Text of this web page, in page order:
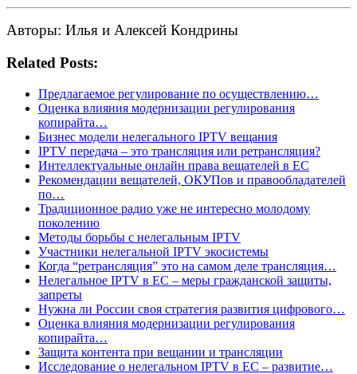
Авторы: Илья и Алексей Кондрины
Related Posts:
Предлагаемое регулирование по осуществлению…
Оценка влияния модернизации регулирования
копирайта…
Бизнес модели нелегального IPTV вещания
IPTV передача – это трансляция или ретрансляция?
Интеллектуальные онлайн права вещателей в ЕС
Рекомендации вещателей, ОКУПов и правообладателей
по…
Традиционное радио уже не интересно молодому
поколению
Методы борьбы с нелегальным IPTV
Участники нелегальной IPTV экосистемы
Когда “ретрансляция” это на самом деле трансляция…
Нелегальное IPTV в ЕС – меры гражданской защиты,
запреты
Нужна ли России своя стратегия развития цифрового…
Оценка влияния модернизации регулирования
копирайта…
Защита контента при вещании и трансляции
Исследование о нелегальном IPTV в ЕС – развитие…